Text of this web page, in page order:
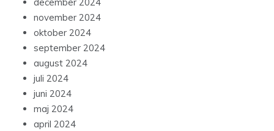
november 2024
oktober 2024
september 2024
august 2024
juli 2024
juni 2024
maj 2024
april 2024